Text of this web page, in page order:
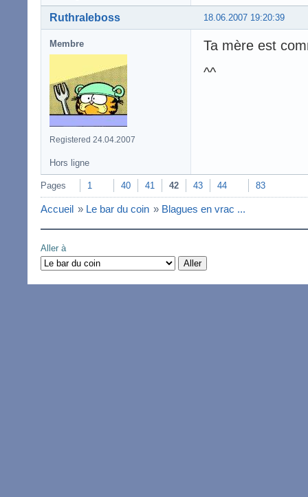
18.06.2007 19:20:39
Ruthraleboss
Membre
Registered 24.04.2007
Ta mère est
^^
Hors ligne
Pages 1 40 41 42 43 44 83
Accueil » Le bar du coin » Blagues en vrac ...
Aller à